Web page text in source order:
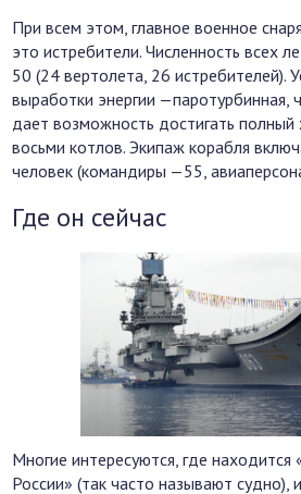
При всем этом, главное военное
это истребители. Численность всех
50 (24 вертолета, 26 истребителей).
выработки энергии —паротурбинная,
дает возможность достигать полный
восьми котлов. Экипаж корабля
человек (командиры —55,
Где он сейчас
Многие интересуются, где
России» (так часто называют судно),